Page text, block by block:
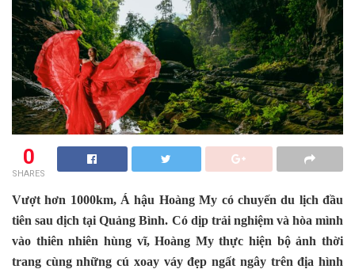
0
SHARES
Vượt hơn 1000km, Á hậu Hoàng My có chuyến du lịch đầu
tiên sau dịch tại Quảng Bình. Có dịp trải nghiệm và hòa mình
vào thiên nhiên hùng vĩ, Hoàng My thực hiện bộ ảnh thời
trang cùng những cú xoay váy đẹp ngất ngây trên địa hình